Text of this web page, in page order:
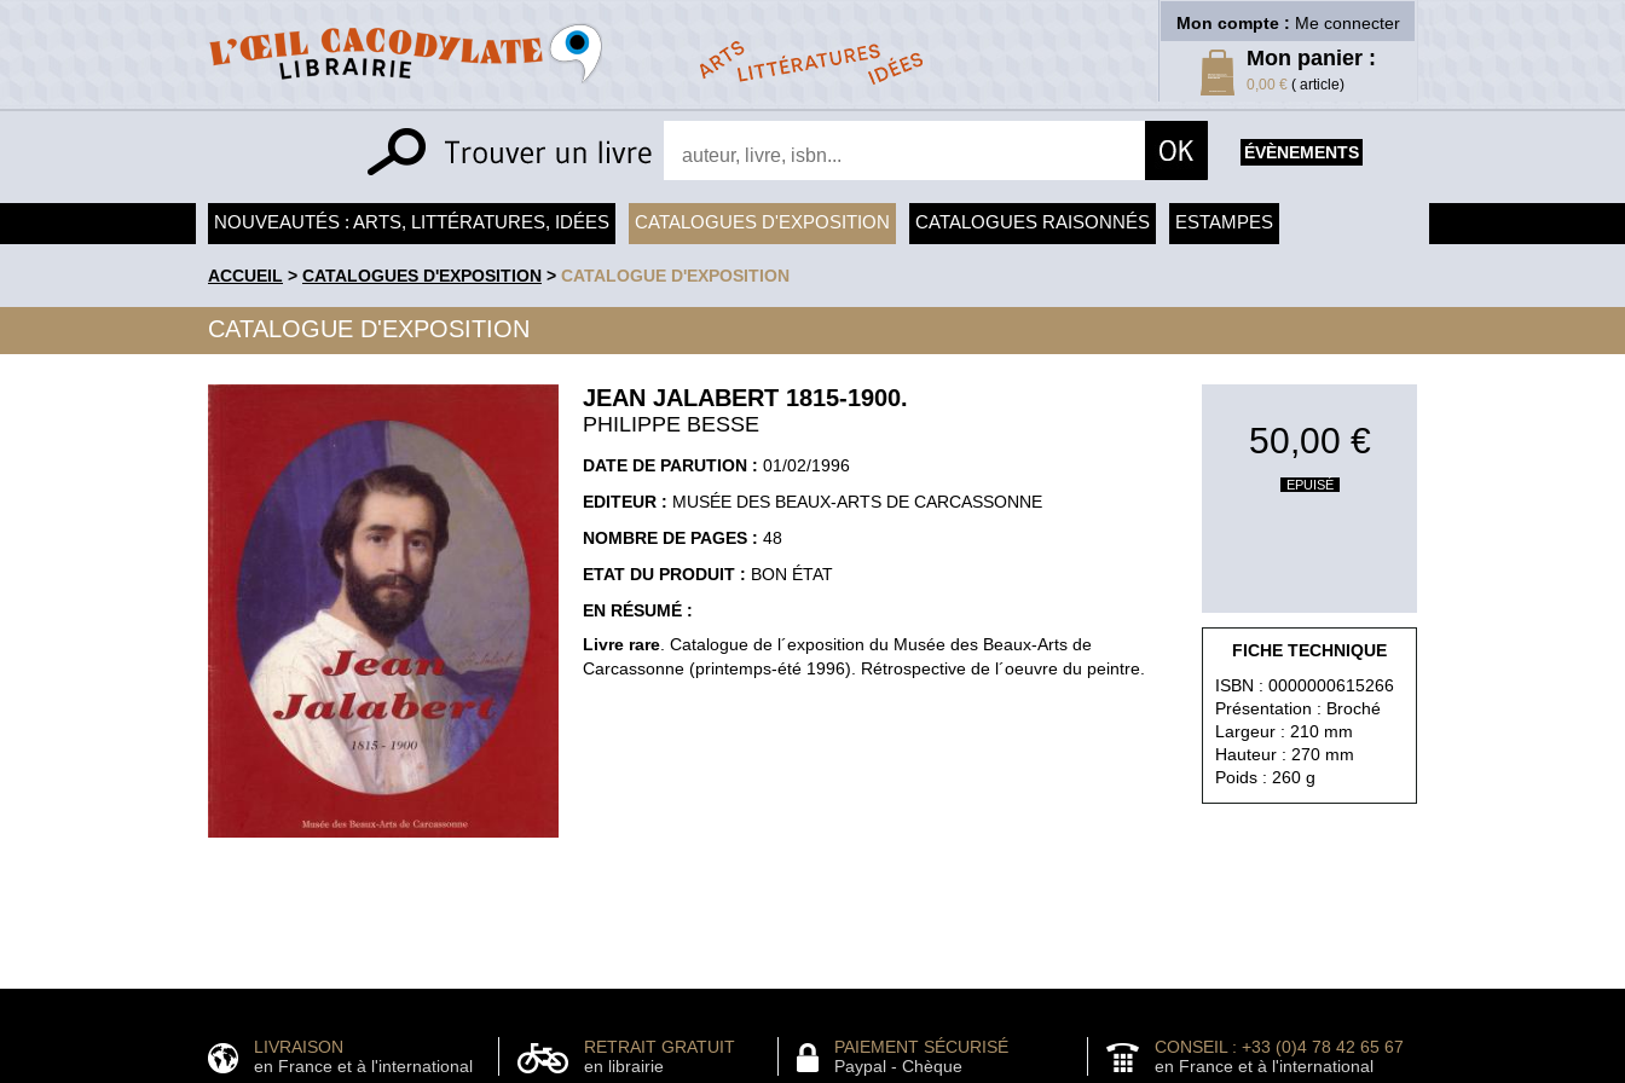
Mon compte : Me connecter
Mon panier :
0,00 € ( article)
ÉVÈNEMENTS
NOUVEAUTÉS : ARTS, LITTÉRATURES, IDÉES CATALOGUES D'EXPOSITION CATALOGUES RAISONNÉS ESTAMPES
ACCUEIL > CATALOGUES D'EXPOSITION > CATALOGUE D'EXPOSITION
CATALOGUE D'EXPOSITION
JEAN JALABERT 1815-1900.
PHILIPPE BESSE
DATE DE PARUTION : 01/02/1996
EDITEUR : MUSÉE DES BEAUX-ARTS DE CARCASSONNE
NOMBRE DE PAGES : 48
ETAT DU PRODUIT : BON ÉTAT
EN RÉSUMÉ :
Livre rare . Catalogue de l´exposition du Musée des Beaux-Arts de
Carcassonne (printemps-été 1996). Rétrospective de l´oeuvre du peintre.
50,00 €
EPUISÉ
FICHE TECHNIQUE
ISBN : 0000000615266
Présentation : Broché
Largeur : 210 mm
Hauteur : 270 mm
Poids : 260 g
LIVRAISON
en France et à l'international
RETRAIT GRATUIT
en librairie
PAIEMENT SÉCURISÉ
Paypal - Chèque
CONSEIL : +33 (0)4 78 42 65 67
en France et à l'international